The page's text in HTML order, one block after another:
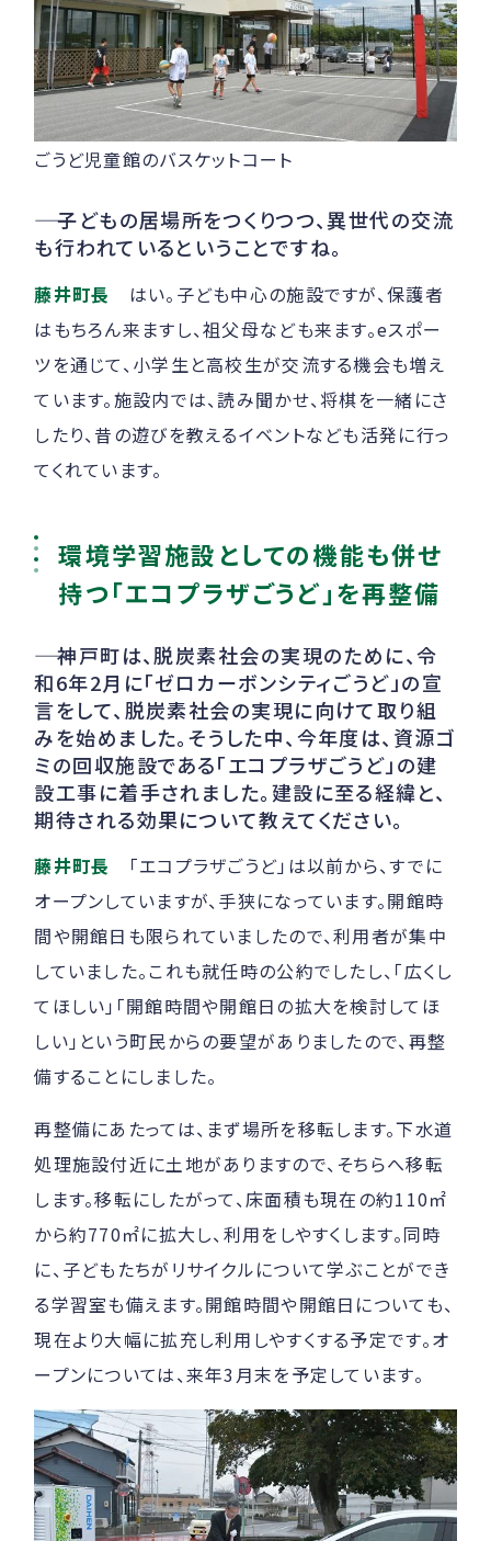
ごうど児童館のバスケットコート
――子どもの居場所をつくりつつ、異世代の交流
も行われているということですね。
藤井町長
はい。子ども中心の施設ですが、保護者
はもちろん来ますし、祖父母なども来ます。eスポー
ツを通じて、小学生と高校生が交流する機会も増え
ています。施設内では、読み聞かせ、将棋を一緒にさ
したり、昔の遊びを教えるイベントなども活発に行っ
てくれています。
環境学習施設としての機能も併せ
持つ「エコプラザごうど」を再整備
――神戸町は、脱炭素社会の実現のために、令
和6年2月に「ゼロカーボンシティごうど」の宣
言をして、脱炭素社会の実現に向けて取り組
みを始めました。そうした中、今年度は、資源ゴ
ミの回収施設である「エコプラザごうど」の建
設工事に着手されました。建設に至る経緯と、
期待される効果について教えてください。
藤井町長
「エコプラザごうど」は以前から、すでに
オープンしていますが、手狭になっています。開館時
間や開館日も限られていましたので、利用者が集中
していました。これも就任時の公約でしたし、「広くし
てほしい」「開館時間や開館日の拡大を検討してほ
しい」という町民からの要望がありましたので、再整
備することにしました。
再整備にあたっては、まず場所を移転します。下水道
処理施設付近に土地がありますので、そちらへ移転
します。移転にしたがって、床面積も現在の約110㎡
から約770㎡に拡大し、利用をしやすくします。同時
に、子どもたちがリサイクルについて学ぶことができ
る学習室も備えます。開館時間や開館日についても、
現在より大幅に拡充し利用しやすくする予定です。オ
ープンについては、来年3月末を予定しています。